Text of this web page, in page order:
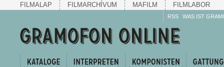
FILMALAP FILMARCHÍVUM MAFILM FILMLABOR
RSS WAS IST